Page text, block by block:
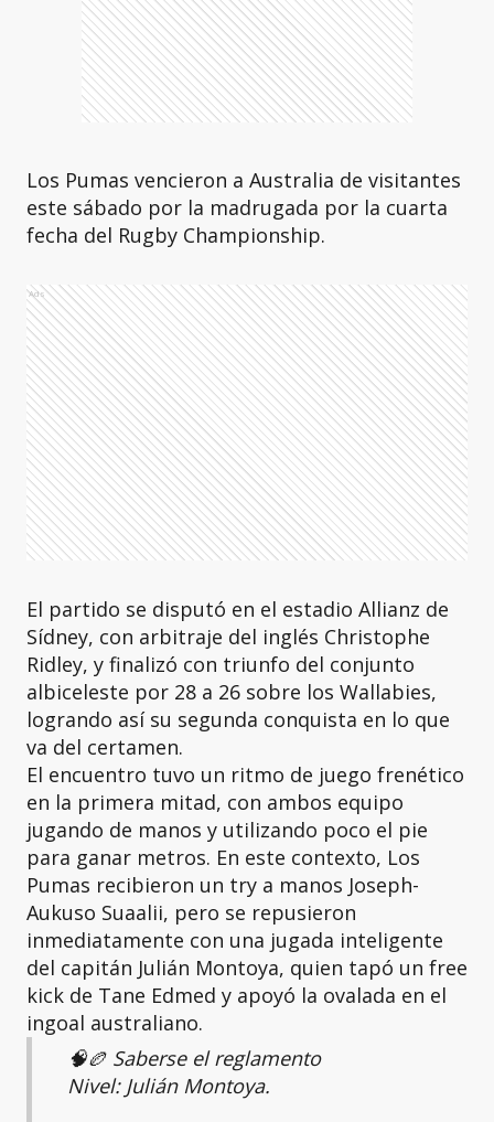
Los Pumas vencieron a Australia de visitantes
este sábado por la madrugada por la cuarta
fecha del Rugby Championship.
Ads
El partido se disputó en el estadio Allianz de
Sídney, con arbitraje del inglés Christophe
Ridley, y finalizó con triunfo del conjunto
albiceleste por 28 a 26 sobre los Wallabies,
logrando así su segunda conquista en lo que
va del certamen.
El encuentro tuvo un ritmo de juego frenético
en la primera mitad, con ambos equipo
jugando de manos y utilizando poco el pie
para ganar metros. En este contexto, Los
Pumas recibieron un try a manos Joseph-
Aukuso Suaalii, pero se repusieron
inmediatamente con una jugada inteligente
del capitán Julián Montoya, quien tapó un free
kick de Tane Edmed y apoyó la ovalada en el
ingoal australiano.
🧠🏉 Saberse el reglamento
Nivel: Julián Montoya.